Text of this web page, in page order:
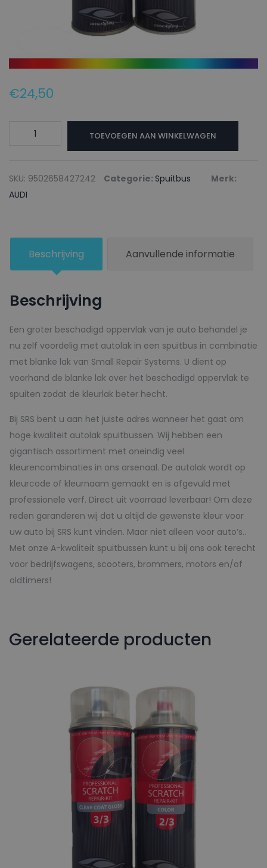
€24,50
Blanke
lak
UMBRA
BROWM
-
aantal
TOEVOEGEN AAN WINKELWAGEN
SKU: 9502658427242 Categorie: Spuitbus
Merk:
AUDI
Beschrijving Aanvullende informatie
Beschrijving
Een groter beschadigd oppervlak van je auto behandel je
nu zelf voordelig met autolak in een spuitbus in combinatie
met blanke lak van Small Repair Systems. U dient op
voorhand de blanke lak over het beschadigd oppervlak te
spuiten zodat de kleurlak beter hecht.
Bij SRS bent u aan het juiste adres wanneer het gaat om
hoge kwaliteit autolak spuitbussen. Wij hebben een
gigantisch assortiment met oneindig veel
kleurencombinaties in ons arsenaal. De autolak wordt op
kleurcode of kleurnaam gemaakt en is afgevuld met
professionele verf. Direct uit voorraad leverbaar! Om deze
reden garanderen wij dat u altijd de gewenste kleur voor
uw auto bij SRS kunt vinden. Maar niet alleen voor auto’s..
Met onze A-kwaliteit spuitbussen kunt u bij ons ook terecht
voor bedrijfswagens, scooters, brommers, motors en/of
oldtimers!
Gerelateerde producten